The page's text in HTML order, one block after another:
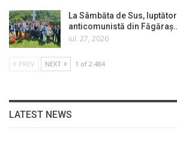
La Sâmbăta de Sus,
anticomunistă din
iul. 27, 2026
PREV NEXT 1 of 2.484
LATEST NEWS